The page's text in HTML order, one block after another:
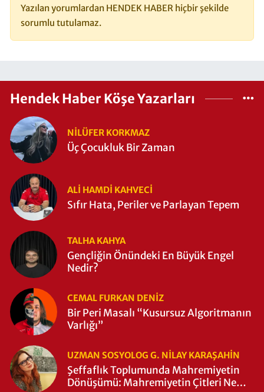
Yazılan yorumlardan HENDEK HABER hiçbir şekilde
sorumlu tutulamaz.
Hendek Haber Köşe Yazarları
NILÜFER KORKMAZ
Üç Çocukluk Bir Zaman
ALI HAMDI KAHVECİ
Sıfır Hata, Periler ve Parlayan Tepem
TALHA KAHYA
Gençliğin Önündeki En Büyük Engel
Nedir?
CEMAL FURKAN DENİZ
Bir Peri Masalı “Kusursuz Algoritmanın
Varlığı”
UZMAN SOSYOLOG G. NILAY KARAŞAHİN
Şeffaflık Toplumunda Mahremiyetin
Dönüşümü: Mahremiyetin Çitleri Ne